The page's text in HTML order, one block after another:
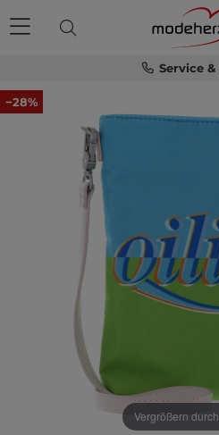
Service
−28%
Vergrößern